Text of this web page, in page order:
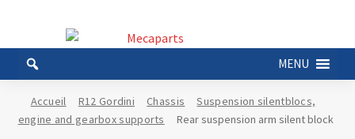
la
navigation
au
contenu
MENU
Accueil R12 Gordini Chassis
Suspension silentblocs,
engine and gearbox supports
Rear suspension arm silent block